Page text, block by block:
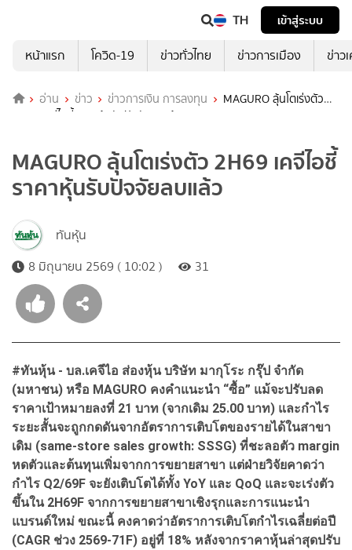
TH
เข้าสู่ระบบ
หน้าแรก
โควิด-19 ข่าวทั่วไทย ข่าวการเมือง ข่าว
อ่าน ข่าว ข่าวการเงิน การลงทุน
MAGURO ลุ้นโตเร่งตัว
2H69 เคจีไอชี้ราคาหุ้นรับปัจจัยลบแล้ว
MAGURO ลุ้นโตเร่งตัว 2H69 เคจีไอชี้
ราคาหุ้นรับปัจจัยลบแล้ว
ทันหุ้น
8 มิถุนายน 2569 ( 10:02 )
31
#ทันหุ้น - บล.เคจีไอ ส่องหุ้น บริษัท มากุโระ กรุ๊ป จำกัด
(มหาชน) หรือ MAGURO คงคำแนะนำ “ซื้อ” แม้จะปรับลด
ราคาเป้าหมายลงที่ 21 บาท (จากเดิม 25.00 บาท) และกำไร
ระยะสั้นจะถูกกดดันจากอัตราการเติบโตของรายได้ในสาขา
เดิม (same-store sales growth: SSSG) ที่ชะลอตัว margin
หดตัวและต้นทุนเพิ่มจากการขยายสาขา แต่ฝ่ายวิจัยคาดว่า
กำไร Q2/69F จะยังเติบโตได้ทั้ง YoY และ QoQ และจะเร่งตัว
ขึ้นใน 2H69F จากการขยายสาขาเชิงรุกและการแนะนำ
แบรนด์ใหม่ ขณะนี้ คงคาดว่าอัตราการเติบโตกำไรเฉลี่ยต่อปี
(CAGR ช่วง 2569-71F) อยู่ที่ 18% หลังจากราคาหุ้นล่าสุดปรับ